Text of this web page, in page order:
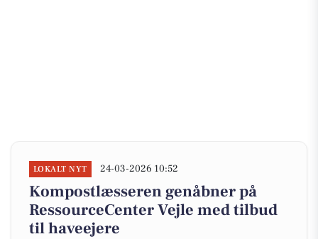
LOKALT NYT 24-03-2026 10:52
Kompostlæsseren genåbner på
RessourceCenter Vejle med tilbud
til haveejere